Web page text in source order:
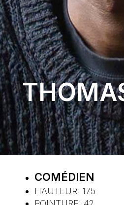
COMÉDIEN
HAUTEUR: 175